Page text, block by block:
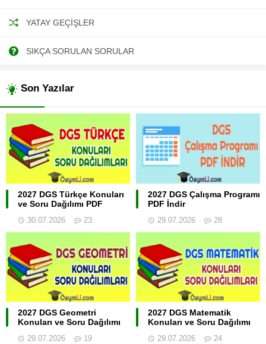
YATAY GEÇIŞLER
SIKÇA SORULAN SORULAR
Son Yazılar
2027 DGS Türkçe Konuları
ve Soru Dağılımı PDF
30.07.2026 23
2027 DGS Çalışma Programı
PDF İndir
29.07.2026 28
2027 DGS Geometri
Konuları ve Soru Dağılımı
29.07.2026 19
2027 DGS Matematik
Konuları ve Soru Dağılımı
29.07.2026 24